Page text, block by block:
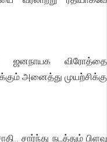
விரோத்தை
அனைத்து முயற்சிக்கு
சார்ந்து நடத்தும் பிளவு